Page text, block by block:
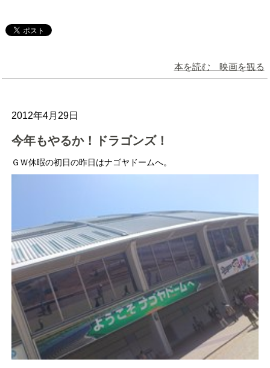
本を読む 映画を観る
2012年4月29日
今年もやるか！ドラゴンズ！
ＧＷ休暇の初日の昨日はナゴヤドームへ。